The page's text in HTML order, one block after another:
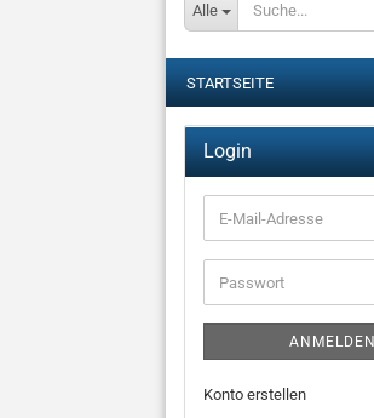
Alle
STARTSEITE
Login
E-
Mail-
Adresse
Passwort
ANMELDEN
Konto erstellen